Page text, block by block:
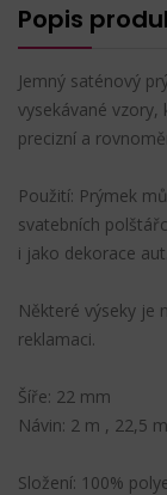
Popis
Jemný saténový
vysekávané
precizní a
Použití: Prýmek
svatebních
i jako dekorace aut.
Některé výseky je
reklamaci.
Šíře: 22 mm
Návin: 2 m , 22,5 m
Složení: 100%